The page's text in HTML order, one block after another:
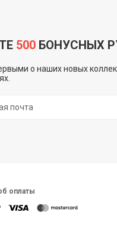
500 БОНУСНЫХ
о наших новых
оплаты